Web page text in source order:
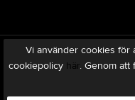
Vi använder cookies för
cookiepolicy här. Genom att